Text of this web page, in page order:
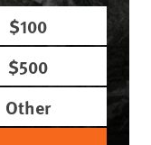
$100
$500
Other